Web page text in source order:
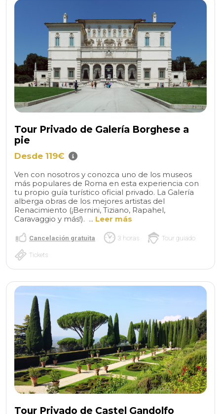
Tour Privado de Galería Borghese a
pie
Desde 119€
Ven con nosotros y conozca uno de los museos
más populares de Roma en esta experiencia con
tu propio guía turístico oficial privado. La Galería
alberga obras de los mejores artistas del
Renacimiento (¡Bernini, Tiziano, Rapahel,
Caravaggio y más!). ... Leer más
Cancelación gratuita 3 horas Tour guiado
Tickets
Tour Privado de Castel Gandolfo